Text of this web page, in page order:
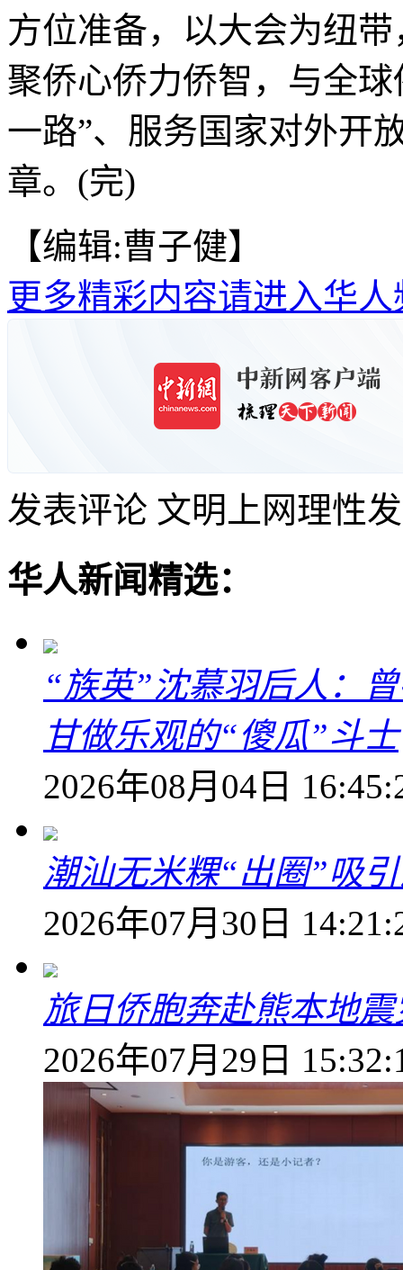
方位准备，以大会为纽
聚侨心侨力侨智，与全
一路”、服务国家对外开
章。(完)
【编辑:曹子健】
更多精彩内容请进入华人
发表评论 文明上网理性
华人新闻精选：
“族英”沈慕羽后人：
甘做乐观的“傻瓜”斗士
2026年08月04日
潮汕无米粿“出圈”吸
2026年07月30日
旅日侨胞奔赴熊本地
2026年07月29日